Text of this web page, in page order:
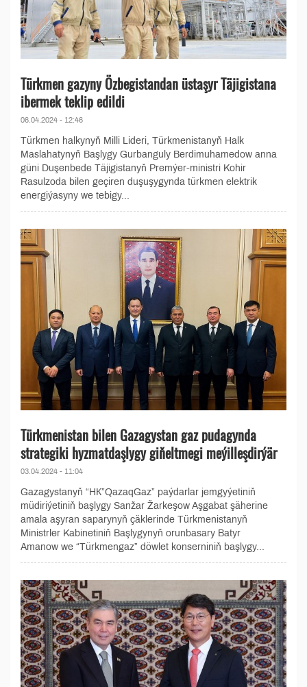
Türkmen gazyny Özbegistandan üstaşyr Täjigistana
ibermek teklip edildi
06.04.2024 - 12:46
Türkmen halkynyň Milli Lideri, Türkmenistanyň Halk
Maslahatynyň Başlygy Gurbanguly Berdimuhamedow anna
güni Duşenbede Täjigistanyň Premýer-ministri Kohir
Rasulzoda bilen geçiren duşuşygynda türkmen elektrik
energiýasyny we tebigy...
Türkmenistan bilen Gazagystan gaz pudagynda
strategiki hyzmatdaşlygy giňeltmegi meýilleşdirýär
03.04.2024 - 11:04
Gazagystanyň “НК”QazaqGaz” paýdarlar jemgyýetiniň
müdiriýetiniň başlygy Sanžar Žarkeşow Aşgabat şäherine
amala aşyran saparynyň çäklerinde Türkmenistanyň
Ministrler Kabinetiniň Başlygynyň orunbasary Batyr
Amanow we “Türkmengaz” döwlet konserniniň başlygy...